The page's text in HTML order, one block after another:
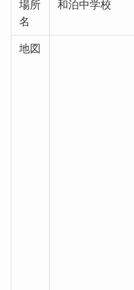
場所
名
和泊中学校
地図